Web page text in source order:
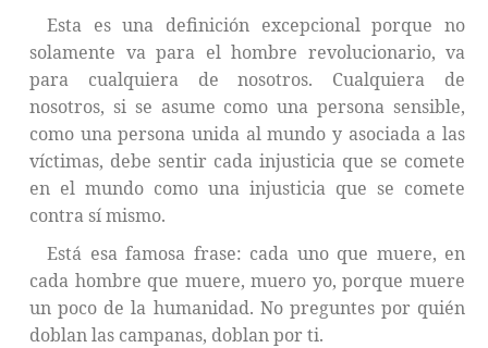
Esta es una definición excepcional porque no
solamente va para el hombre revolucionario, va
para cualquiera de nosotros. Cualquiera de
nosotros, si se asume como una persona sensible,
como una persona unida al mundo y asociada a las
víctimas, debe sentir cada injusticia que se comete
en el mundo como una injusticia que se comete
contra sí mismo.
Está esa famosa frase: cada uno que muere, en
cada hombre que muere, muero yo, porque muere
un poco de la humanidad. No preguntes por quién
doblan las campanas, doblan por ti.